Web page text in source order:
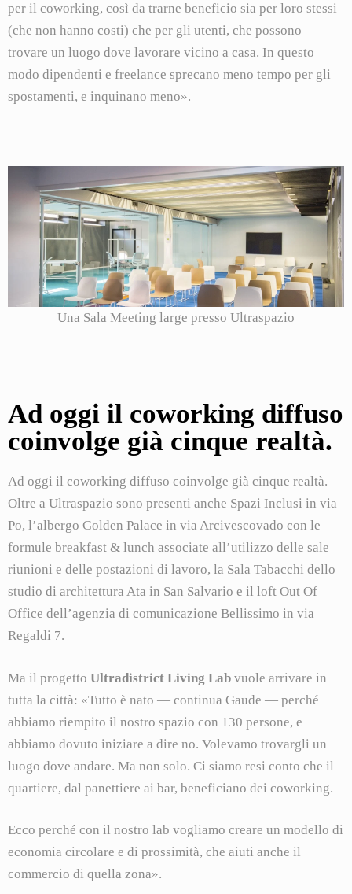
per il coworking, così da trarne beneficio sia per loro stessi
(che non hanno costi) che per gli utenti, che possono
trovare un luogo dove lavorare vicino a casa. In questo
modo dipendenti e freelance sprecano meno tempo per gli
spostamenti, e inquinano meno».
Una Sala Meeting large presso Ultraspazio
Ad oggi il coworking diffuso
coinvolge già cinque realtà.
Ad oggi il coworking diffuso coinvolge già cinque realtà.
Oltre a Ultraspazio sono presenti anche Spazi Inclusi in via
Po, l’albergo Golden Palace in via Arcivescovado con le
formule breakfast & lunch associate all’utilizzo delle sale
riunioni e delle postazioni di lavoro, la Sala Tabacchi dello
studio di architettura Ata in San Salvario e il loft Out Of
Office dell’agenzia di comunicazione Bellissimo in via
Regaldi 7.
Ma il progetto Ultradistrict Living Lab vuole arrivare in
tutta la città: «Tutto è nato — continua Gaude — perché
abbiamo riempito il nostro spazio con 130 persone, e
abbiamo dovuto iniziare a dire no. Volevamo trovargli un
luogo dove andare. Ma non solo. Ci siamo resi conto che il
quartiere, dal panettiere ai bar, beneficiano dei coworking.
Ecco perché con il nostro lab vogliamo creare un modello di
economia circolare e di prossimità, che aiuti anche il
commercio di quella zona».